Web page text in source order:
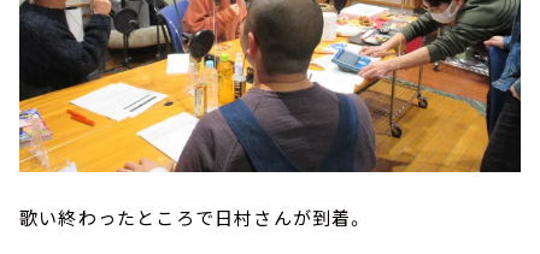
歌い終わったところで日村さんが到着。